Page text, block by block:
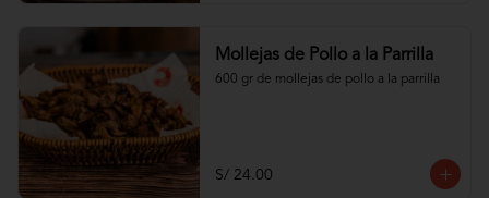
Mollejas de Pollo a la Parrilla
600 gr de mollejas de pollo a la parrilla
S/ 24.00